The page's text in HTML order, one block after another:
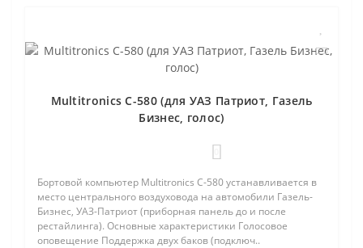
Multitronics C-580 (для УАЗ Патриот, Газель
Бизнес, голос)
Бортовой компьютер Multitronics C-580 устанавливается в
место центрального воздуховода на автомобили Газель-
Бизнес, УАЗ-Патриот (приборная панель до и после
рестайлинга). Основные характеристики Голосовое
оповещение Поддержка двух баков (подключ..